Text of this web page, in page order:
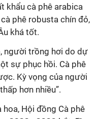
khẩu cà phê arabica
phê robusta chín đỏ,
khá tốt.
người trồng hơi do dự
sự phục hồi. Cà phê
Kỳ vọng của người
hơn nhiều”.
Hội đồng Cà phê